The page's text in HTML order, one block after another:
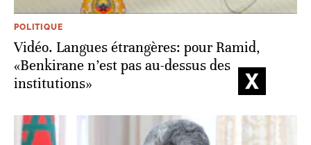
POLITIQUE
Vidéo. Langues étrangères: pour Ramid,
«Benkirane n’est pas au-dessus des
institutions»